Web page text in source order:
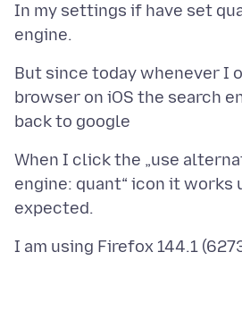
In my settings if have set
But since today whenever I
browser on iOS the search
When I click the „use
engine: quant“ icon it works